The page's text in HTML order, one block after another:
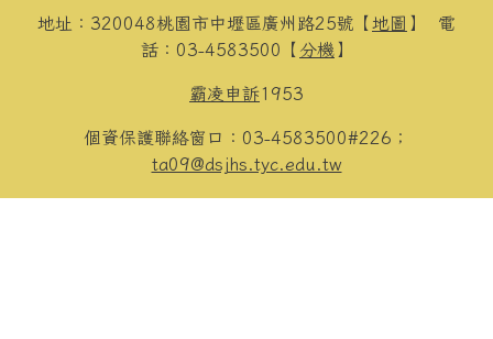
地址：320048桃園市中壢區廣州路25號【 地圖 】 電
話：03-4583500【 分機 】
霸凌申訴1953
個資保護聯絡窗口：03-4583500#226；
ta09@dsjhs.tyc.edu.tw